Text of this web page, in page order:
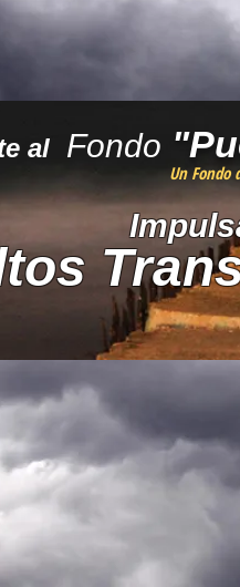
al Fondo
Un Fondo